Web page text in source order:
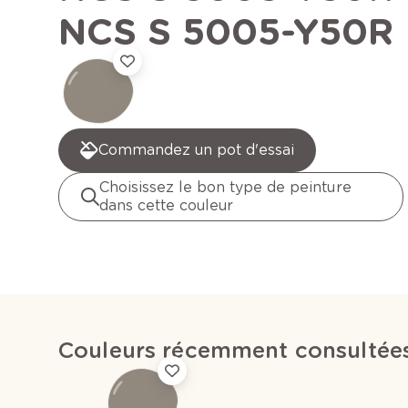
NCS S 5005-Y50R
Commandez un pot d'essai
Choisissez le bon type de peinture
dans cette couleur
Couleurs récemment